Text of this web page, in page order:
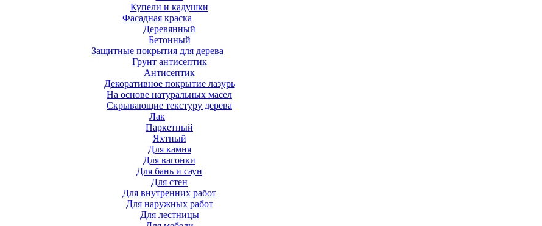
Купели и кадушки
Фасадная краска
Деревянный
Бетонный
Защитные покрытия для дерева
Грунт антисептик
Антисептик
Декоративное покрытие лазурь
На основе натуральных масел
Скрывающие текстуру дерева
Лак
Паркетный
Яхтный
Для камня
Для вагонки
Для бань и саун
Для стен
Для внутренних работ
Для наружных работ
Для лестницы